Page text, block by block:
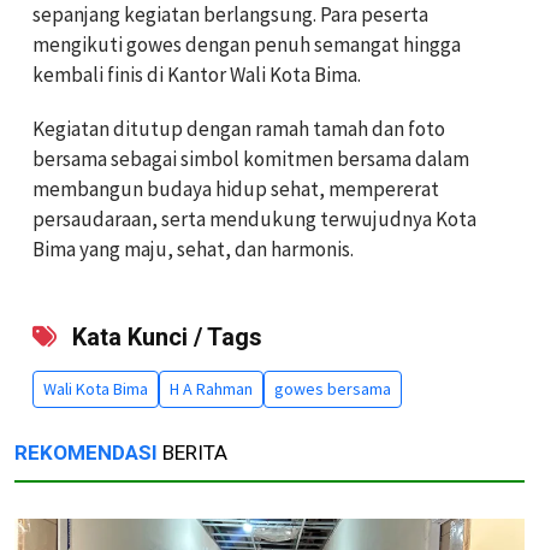
sepanjang kegiatan berlangsung. Para peserta
mengikuti gowes dengan penuh semangat hingga
kembali finis di Kantor Wali Kota Bima.
Kegiatan ditutup dengan ramah tamah dan foto
bersama sebagai simbol komitmen bersama dalam
membangun budaya hidup sehat, mempererat
persaudaraan, serta mendukung terwujudnya Kota
Bima yang maju, sehat, dan harmonis.
Kata Kunci / Tags
Wali Kota Bima H A Rahman gowes bersama
REKOMENDASI BERITA